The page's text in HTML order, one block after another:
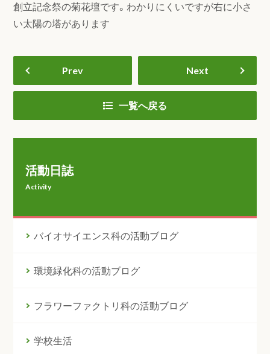
創立記念祭の菊花壇です。わかりにくいですが右に小さ
い太陽の塔があります
Prev Next
一覧へ戻る
活動日誌
Activity
バイオサイエンス科の活動ブログ
環境緑化科の活動ブログ
フラワーファクトリ科の活動ブログ
学校生活